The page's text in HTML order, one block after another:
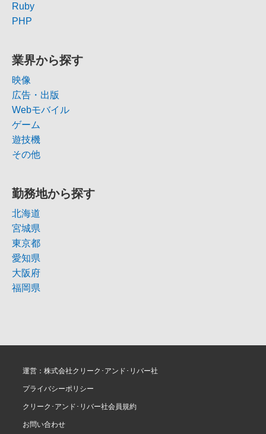
Ruby
PHP
業界から探す
映像
広告・出版
Webモバイル
ゲーム
遊技機
その他
勤務地から探す
北海道
宮城県
東京都
愛知県
大阪府
福岡県
運営：株式会社クリーク･アンド･リバー社
プライバシーポリシー
クリーク･アンド･リバー社会員規約
お問い合わせ